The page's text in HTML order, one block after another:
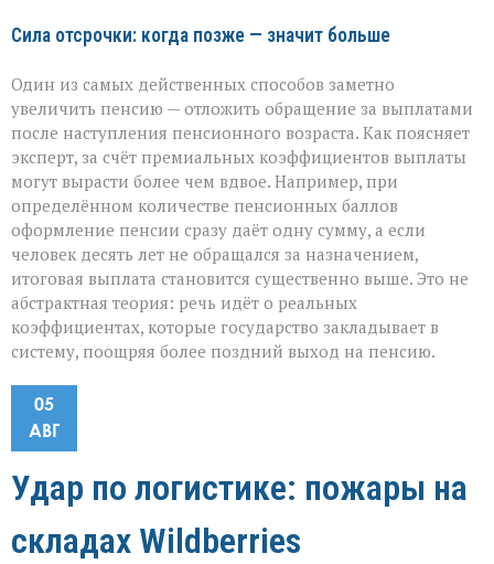
Сила отсрочки: когда позже — значит больше
Один из самых действенных способов заметно
увеличить пенсию — отложить обращение за выплатами
после наступления пенсионного возраста. Как поясняет
эксперт, за счёт премиальных коэффициентов выплаты
могут вырасти более чем вдвое. Например, при
определённом количестве пенсионных баллов
оформление пенсии сразу даёт одну сумму, а если
человек десять лет не обращался за назначением,
итоговая выплата становится существенно выше. Это не
абстрактная теория: речь идёт о реальных
коэффициентах, которые государство закладывает в
систему, поощряя более поздний выход на пенсию.
05
АВГ
Удар по логистике: пожары на
складах Wildberries